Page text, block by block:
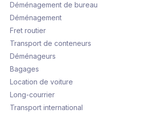
Déménagement de bureau
Déménagement
Fret routier
Transport de conteneurs
Déménageurs
Bagages
Location de voiture
Long-courrier
Transport international